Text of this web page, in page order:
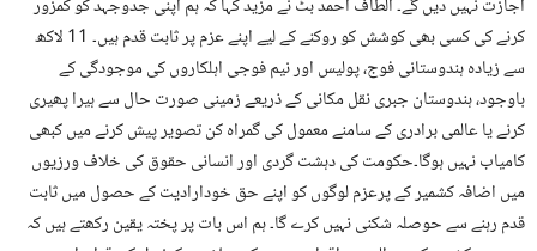
اجازت نہیں دیں گے۔ الطاف احمد بٹ نے مزید کہا کہ ہم اپنی جدوجہد کو کمزور
کرنے کی کسی بھی کوشش کو روکنے کے لیے اپنے عزم پر ثابت قدم ہیں۔ 11 لاکھ
سے زیادہ ہندوستانی فوج، پولیس اور نیم فوجی اہلکاروں کی موجودگی کے
باوجود، ہندوستان جبری نقل مکانی کے ذریعے زمینی صورت حال سے ہیرا پھیری
کرنے یا عالمی برادری کے سامنے معمول کی گمراہ کن تصویر پیش کرنے میں کبھی
کامیاب نہیں ہوگا۔حکومت کی دہشت گردی اور انسانی حقوق کی خلاف ورزیوں
میں اضافہ کشمیر کے پرعزم لوگوں کو اپنے حق خودارادیت کے حصول میں ثابت
قدم رہنے سے حوصلہ شکنی نہیں کرے گا۔ ہم اس بات پر پختہ یقین رکھتے ہیں کہ